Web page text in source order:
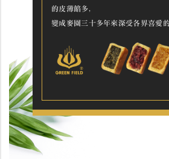
的皮薄餡多,
變成麥園三十多年來深受各界喜愛